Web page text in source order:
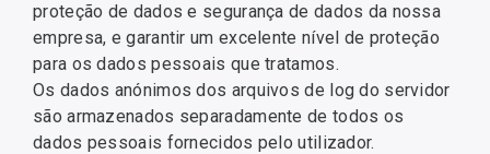
proteção de dados e segurança de dados da nossa
empresa, e garantir um excelente nível de proteção
para os dados pessoais que tratamos.
Os dados anónimos dos arquivos de log do servidor
são armazenados separadamente de todos os
dados pessoais fornecidos pelo utilizador.